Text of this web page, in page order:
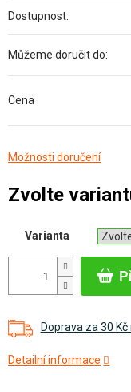
Doprava za 30
Detailní informace
Dostupnost:
Můžeme doručit do:
Cena
Možnosti doručení
Zvolte
Varianta